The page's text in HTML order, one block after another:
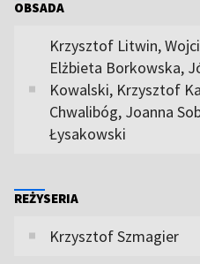
OBSADA
Krzysztof Litwin,
Elżbieta Borkowska,
Kowalski, Krzysztof
Chwalibóg, Joanna
Łysakowski
REŻYSERIA
Krzysztof Szmagier